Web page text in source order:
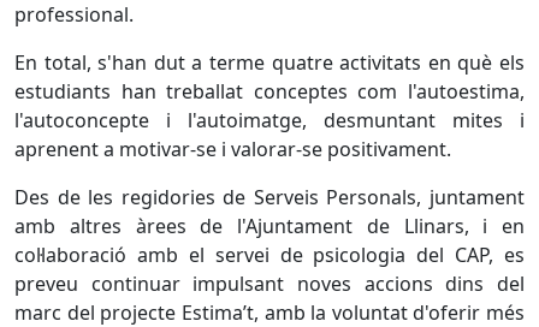
professional.
En total, s'han dut a terme quatre activitats en què els
estudiants han treballat conceptes com l'autoestima,
l'autoconcepte i l'autoimatge, desmuntant mites i
aprenent a motivar-se i valorar-se positivament.
Des de les regidories de Serveis Personals, juntament
amb altres àrees de l'Ajuntament de Llinars, i en
col·laboració amb el servei de psicologia del CAP, es
preveu continuar impulsant noves accions dins del
marc del projecte Estima’t, amb la voluntat d'oferir més